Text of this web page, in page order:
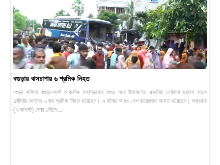
বগুড়ায় বাসচাপায় ৬ শ্রমিক নিহত
বগুড়া অফিস: বগুড়া-নওগাঁ আঞ্চলিক মহাসড়কের বগুড়া সদর উপজেলার এরুলিয়া এলাকায় ভয়াবহ সড়ক
দুর্ঘটনায় অন্তত ৬ জন শ্রমিক নিহত হয়েছেন। এ ঘটনায় আরও বেশ কয়েকজন আহত হয়েছেন। শুক্রবার
(৭ আগস্ট) ভোর পৌনে ...